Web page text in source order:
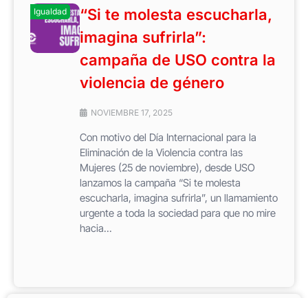
Igualdad
“Si te molesta escucharla,
imagina sufrirla”:
campaña de USO contra la
violencia de género
NOVIEMBRE 17, 2025
Con motivo del Día Internacional para la
Eliminación de la Violencia contra las
Mujeres (25 de noviembre), desde USO
lanzamos la campaña “Si te molesta
escucharla, imagina sufrirla”, un llamamiento
urgente a toda la sociedad para que no mire
hacia...